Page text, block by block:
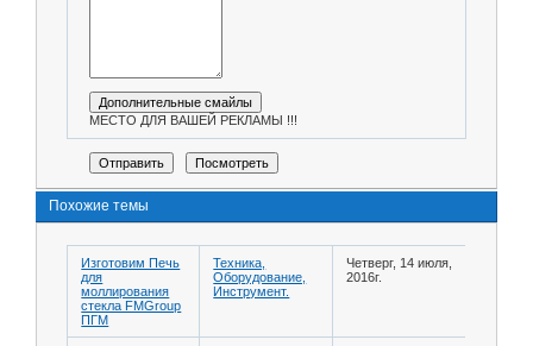
МЕСТО ДЛЯ ВАШЕЙ РЕКЛАМЫ !!!
Похожие темы
Изготовим Печь
для
моллирования
стекла FMGroup
ПГМ
Техника,
Оборудование,
Инструмент.
Четверг, 14 июля,
2016г.